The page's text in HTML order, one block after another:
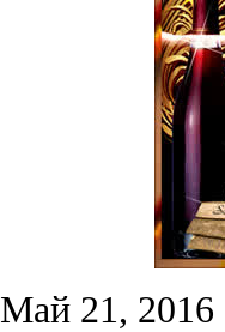
Май 21, 2016